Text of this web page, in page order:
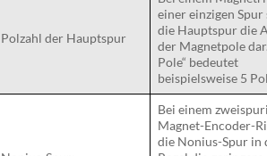
Polzahl der Hauptspur
einer einzigen
die Hauptspur die
der Magnetpole
Pole“ bedeutet
beispielsweise 5
Bei einem
Magnet-Encoder-
die Nonius-Spur in